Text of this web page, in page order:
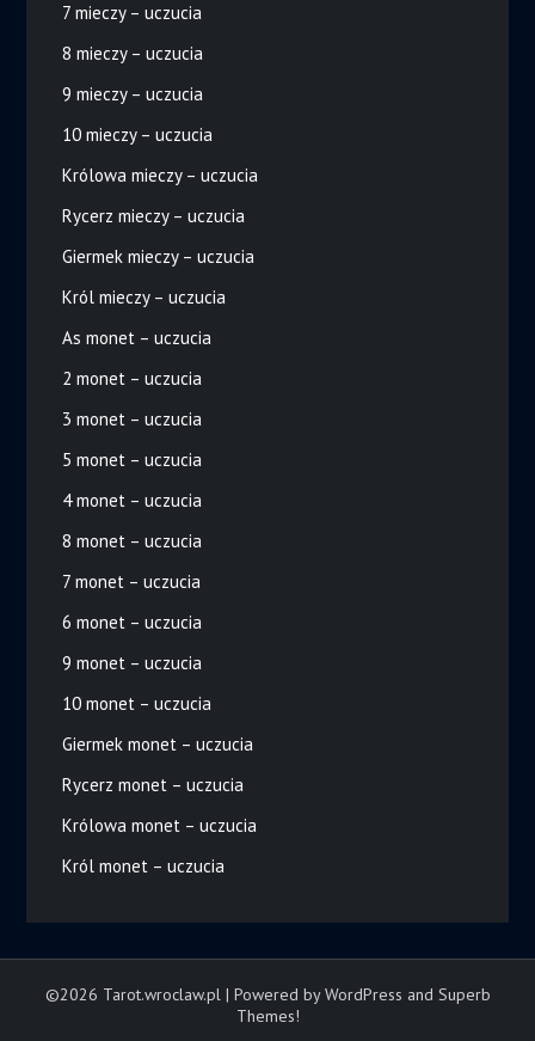
7 mieczy – uczucia
8 mieczy – uczucia
9 mieczy – uczucia
10 mieczy – uczucia
Królowa mieczy – uczucia
Rycerz mieczy – uczucia
Giermek mieczy – uczucia
Król mieczy – uczucia
As monet – uczucia
2 monet – uczucia
3 monet – uczucia
5 monet – uczucia
4 monet – uczucia
8 monet – uczucia
7 monet – uczucia
6 monet – uczucia
9 monet – uczucia
10 monet – uczucia
Giermek monet – uczucia
Rycerz monet – uczucia
Królowa monet – uczucia
Król monet – uczucia
©2026 Tarot.wroclaw.pl | Powered by WordPress and Superb
Themes!